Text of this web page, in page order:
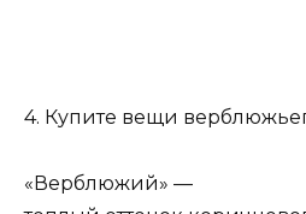
4. Купите вещи
«Верблюжий» —